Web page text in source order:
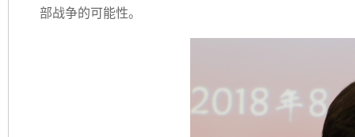
部战争的可能性。